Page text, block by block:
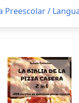
Preescolar /